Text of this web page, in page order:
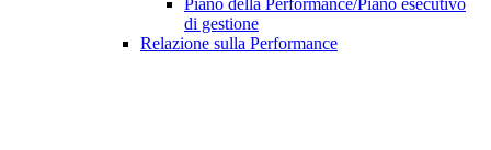
Piano della Performance/Piano esecutivo
di gestione
Relazione sulla Performance